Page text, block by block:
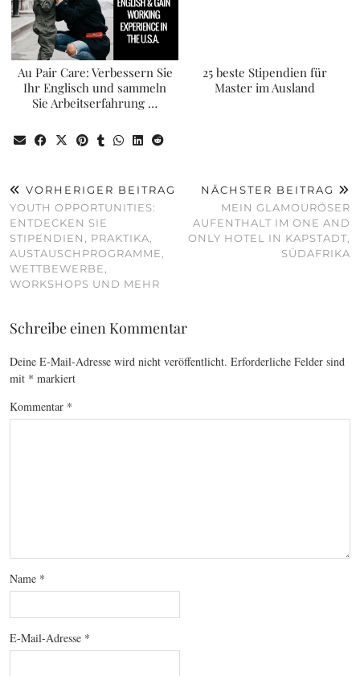
Au Pair Care: Verbessern Sie
Ihr Englisch und sammeln
Sie Arbeitserfahrung …
25 beste Stipendien für
Master im Ausland
VORHERIGER BEITRAG
YOUTH OPPORTUNITIES:
ENTDECKEN SIE
STIPENDIEN, PRAKTIKA,
AUSTAUSCHPROGRAMME,
WETTBEWERBE,
WORKSHOPS UND MEHR
NÄCHSTER BEITRAG
MEIN GLAMOURÖSER
AUFENTHALT IM ONE AND
ONLY HOTEL IN KAPSTADT,
SÜDAFRIKA
Schreibe einen Kommentar
Deine E-Mail-Adresse wird nicht veröffentlicht. Erforderliche Felder sind
mit * markiert
Kommentar *
Name *
E-Mail-Adresse *